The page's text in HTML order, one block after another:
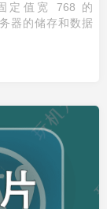
定值宽 768 的
器的储存和数据